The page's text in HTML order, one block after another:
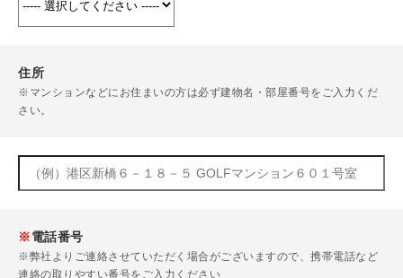
住所
※マンションなどにお住まいの方は必ず建物名・部屋番号をご入力くだ
さい。
※電話番号
※弊社よりご連絡させていただく場合がございますので、携帯電話など
連絡の取りやすい番号をご入力ください